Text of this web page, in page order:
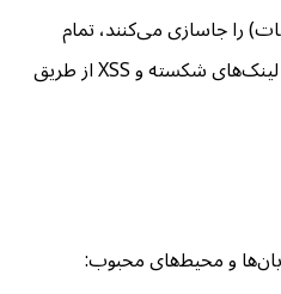
را جاسازی می‌کنند، تمام
مقادیر پویا را رمزگذاری کنید تا از لینک‌های شکسته و XSS از طریق